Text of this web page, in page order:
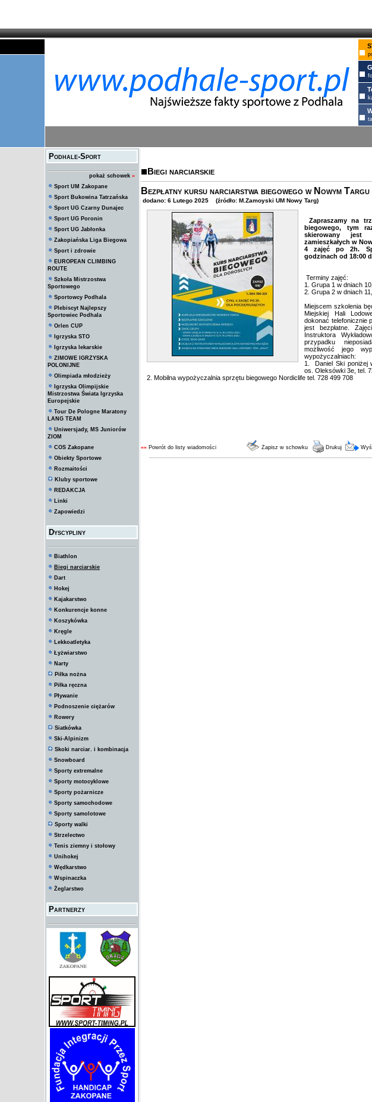
Podhale-Sport
pokaż schowek »
Sport UM Zakopane
Sport Bukowina Tatrzańska
Sport UG Czarny Dunajec
Sport UG Poronin
Sport UG Jabłonka
Zakopiańska Liga Biegowa
Sport i zdrowie
EUROPEAN CLIMBING
ROUTE
Szkoła Mistrzostwa
Sportowego
Sportowcy Podhala
Plebiscyt Najlepszy
Sportowiec Podhala
Orlen CUP
Igrzyska STO
Igrzyska lekarskie
ZIMOWE IGRZYSKA
POLONIJNE
Olimpiada młodzieży
Igrzyska Olimpijskie
Mistrzostwa Świata Igrzyska
Europejskie
Tour De Pologne Maratony
LANG TEAM
Uniwersjady, MS Juniorów
ZIOM
COS Zakopane
Obiekty Sportowe
Rozmaitości
Kluby sportowe
REDAKCJA
Linki
Zapowiedzi
Dyscypliny
Biathlon
Biegi narciarskie
Dart
Hokej
Kajakarstwo
Konkurencje konne
Koszykówka
Kręgle
Lekkoatletyka
Łyżwiarstwo
Narty
Piłka nożna
Piłka ręczna
Pływanie
Podnoszenie ciężarów
Rowery
Siatkówka
Ski-Alpinizm
Skoki narciar. i kombinacja
Snowboard
Sporty extremalne
Sporty motocyklowe
Sporty pożarnicze
Sporty samochodowe
Sporty samolotowe
Sporty walki
Strzelectwo
Tenis ziemny i stołowy
Unihokej
Wędkarstwo
Wspinaczka
Żeglarstwo
Partnerzy
Biegi narciarskie
Bezpłatny kursu narciarstwa biegowego w Nowym Targu
dodano: 6 Lutego 2025 (źródło: M.Zamoyski UM Nowy Targ)
Zapraszamy na
biegowego, tym
skierowany jest
zamieszkałych w
4 zajęć po 2h.
godzinach od 18:00
Terminy zajęć:
1. Grupa 1 w dniach
2. Grupa 2 w dniach
Miejscem szkolenia
Miejskiej Hali
dokonać telefonicznie
jest bezpłatne.
Instruktora
przypadku
możliwość jego
wypożyczalniach:
1. Daniel Ski poniżej
os. Oleksówki 3e, tel.
2. Mobilna wypożyczalnia sprzętu biegowego Nordiclife tel. 728 499 708
«« Powrót do listy wiadomości Zapisz w schowku Drukuj